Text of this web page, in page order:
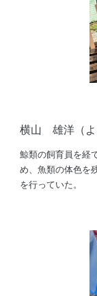
横山 雄洋（よ
鯨類の飼育員を経
め、魚類の体色を
を行っていた。